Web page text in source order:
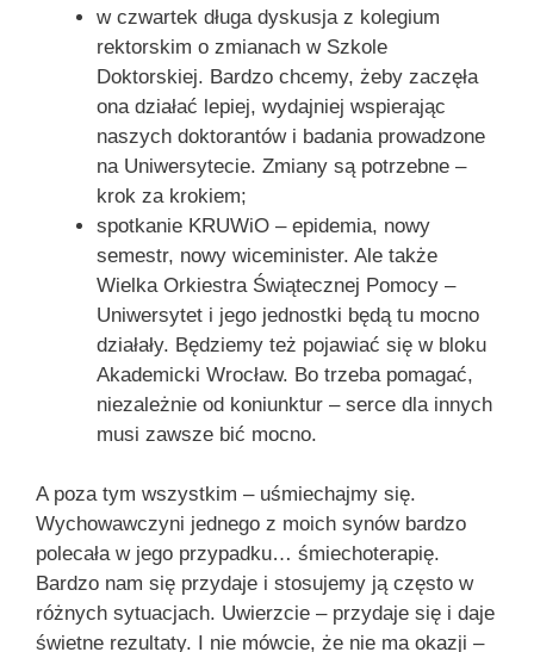
w czwartek długa dyskusja z kolegium
rektorskim o zmianach w Szkole
Doktorskiej. Bardzo chcemy, żeby zaczęła
ona działać lepiej, wydajniej wspierając
naszych doktorantów i badania prowadzone
na Uniwersytecie. Zmiany są potrzebne –
krok za krokiem;
spotkanie KRUWiO – epidemia, nowy
semestr, nowy wiceminister. Ale także
Wielka Orkiestra Świątecznej Pomocy –
Uniwersytet i jego jednostki będą tu mocno
działały. Będziemy też pojawiać się w bloku
Akademicki Wrocław. Bo trzeba pomagać,
niezależnie od koniunktur – serce dla innych
musi zawsze bić mocno.
A poza tym wszystkim – uśmiechajmy się.
Wychowawczyni jednego z moich synów bardzo
polecała w jego przypadku… śmiechoterapię.
Bardzo nam się przydaje i stosujemy ją często w
różnych sytuacjach. Uwierzcie – przydaje się i daje
świetne rezultaty. I nie mówcie, że nie ma okazji –